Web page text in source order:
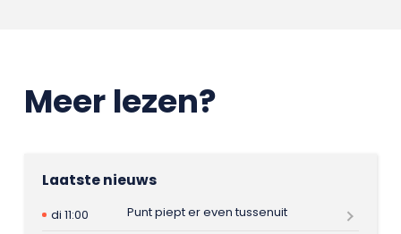
Meer lezen?
Laatste nieuws
di 11:00
Punt piept er even tussenuit